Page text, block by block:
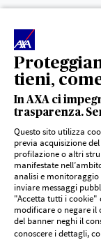
tieni,
In AXA ci
trasparenza.
Questo sito utilizza
previa acquisizione
profilazione o altri
manifestate
analisi e
inviare messaggi
"Accetta tutti i cookie"
modificare o negare il
del banner neghi il
conoscere i dettagli,
L'intermediario è
registro unico degli
LINK UTILI
Documenti
DOCUMENTI E
Siti agenzie AXA